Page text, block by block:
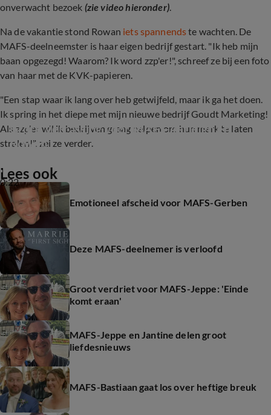
onverwacht bezoek (zie video hieronder).
Na de vakantie stond Rowan iets spannendste wachten. De
MAFS-deelneemster is haar eigen bedrijf gestart. "Ik heb mijn
baan opgezegd! Waarom? Ik word zzp'er!", schreef ze bij een foto
van haar met de KVK-papieren.
"Een stap waar ik lang over heb getwijfeld, maar ik ga het doen.
Ik spring in het diepe met mijn nieuwe bedrijf Goudt Marketing!
Als zzp'er wil ik bedrijven graag helpen om hun merk te laten
stralen!", zei ze verder.
0:22
Grote Verrassing voor MAFS-Astleigh en
Rowan
Lees ook
Emotioneel afscheid voor MAFS-Gerben
Deze MAFS-deelnemer is verloofd
Groot verdriet voor MAFS-Jeppe: 'Einde
komt eraan'
MAFS-Jeppe en Jantine delen groot
liefdesnieuws
MAFS-Bastiaan gaat los over heftige breuk